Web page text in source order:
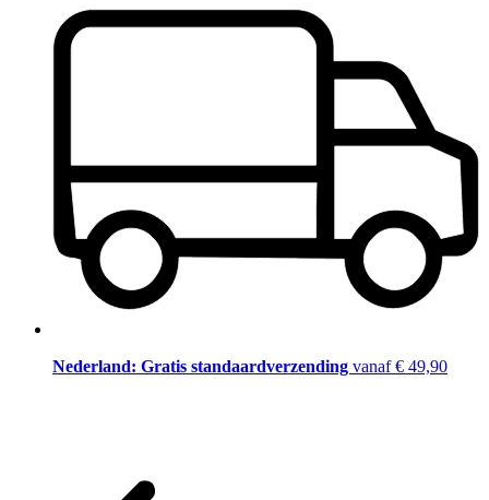
Nederland: Gratis standaardverzending vanaf € 49,90